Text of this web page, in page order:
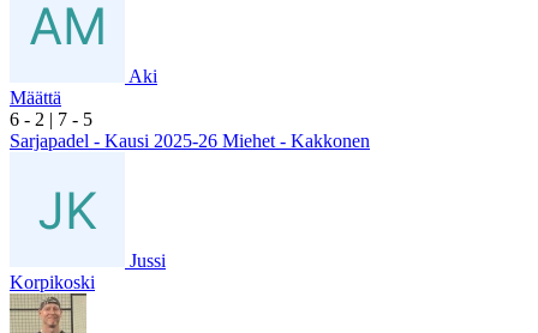
Aki
Määttä
6 - 2 | 7 - 5
Sarjapadel - Kausi 2025-26 Miehet - Kakkonen
Jussi
Korpikoski